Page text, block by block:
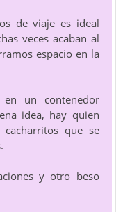
de viaje es ideal
veces acaban al
espacio en la
un contenedor
idea, hay quien
que se
y otro beso